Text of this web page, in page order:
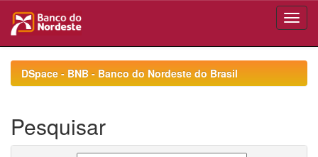
navigationDSpace - BNB - Banco do Nordeste do Brasil
Pesquisar